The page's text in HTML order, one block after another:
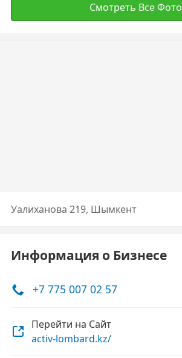
Смотреть Все Фото
Уалиханова 219, Шымкент
Информация о Бизнесе
+7 775 007 02 57
Перейти на Сайт
activ-lombard.kz/